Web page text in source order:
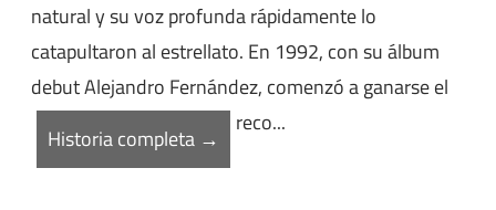
natural y su voz profunda rápidamente lo
catapultaron al estrellato. En 1992, con su álbum
debut Alejandro Fernández, comenzó a ganarse el
reco...
Historia completa →